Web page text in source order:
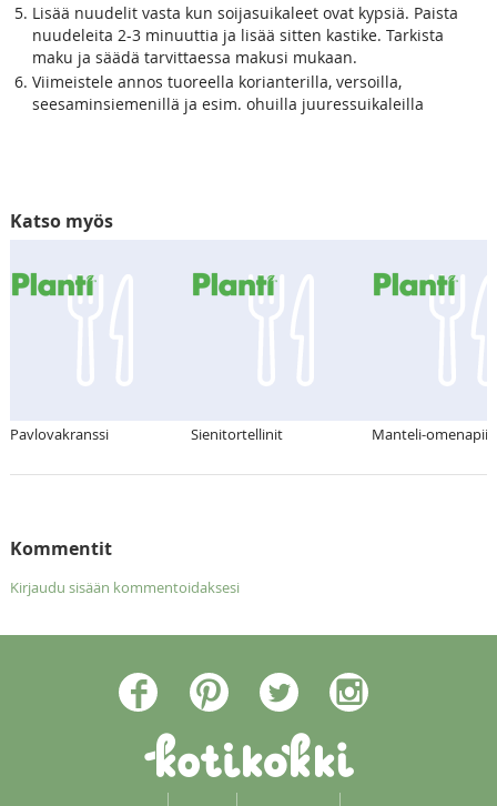
Lisää nuudelit vasta kun soijasuikaleet ovat kypsiä. Paista
nuudeleita 2-3 minuuttia ja lisää sitten kastike. Tarkista
maku ja säädä tarvittaessa makusi mukaan.
Viimeistele annos tuoreella korianterilla, versoilla,
seesaminsiemenillä ja esim. ohuilla juuressuikaleilla
Katso myös
Pavlovakranssi Sienitortellinit Manteli-
Kommentit
Kirjaudu sisään kommentoidaksesi